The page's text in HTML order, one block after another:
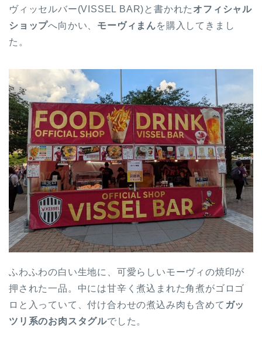
ヴィッセルバー(VISSEL BAR)と書かれた オフィシャル
ショップへ向かい、 モーヴィまんを購入してきまし
た。
ふわふわの白い生地に、可愛らしいモーヴィの焼印が
押された一品。中には甘辛く煮込まれた角煮がゴロゴ
ロと入っていて、付け合わせの煮込み肉も含めて ガッ
ツリ系のお肉スタグルでした。